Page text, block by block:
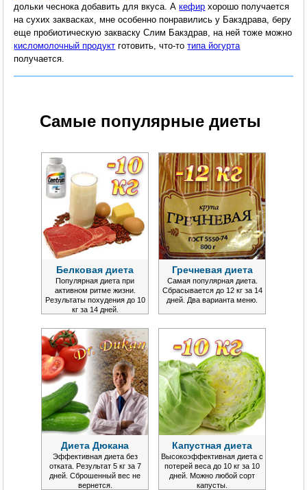
дольки чеснока добавить для вкуса. Акефир хорошо получается
на сухих заквасках, мне особенно понравились у Бакздрава, беру
еще пробиотическую закваску Слим Бакздрав, на ней тоже можно
кисломолочный продукт готовить, что-тотипа йогурта
получается.
Самые популярные диеты
Белковая диета
Популярная диета при
активном ритме жизни.
Результаты похудения до 10
кг за 14 дней.
Гречневая диета
Самая популярная диета.
Сбрасывается до 12 кг за 14
дней. Два варианта меню.
Диета Дюкана
Эффективная диета без
отката. Результат 5 кг за 7
дней. Сброшенный вес не
вернется.
Капустная диета
Высокоэффективная диета с
потерей веса до 10 кг за 10
дней. Можно любой сорт
капусты.